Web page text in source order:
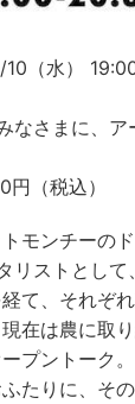
（水）
なさまに、ア
（税込）
モンチーのド
リストとして、
て、 それぞ
現在は農に取
プントーク
たりに、その